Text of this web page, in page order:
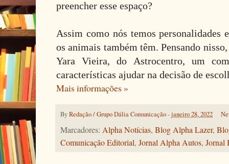
preencher esse espaço?
Assim como nós temos personalidades
os animais também têm. Pensando
Yara Vieira, do Astrocentro, um
características ajudar na decisão de
Mais informações »
ByRedação / Grupo Dália Comunicação-janeiro 28, 2022
Marcadores: Alpha Notícias, Blog Alpha Lazer,
Comunicação Editorial, Jornal Alpha Autos, Jornal